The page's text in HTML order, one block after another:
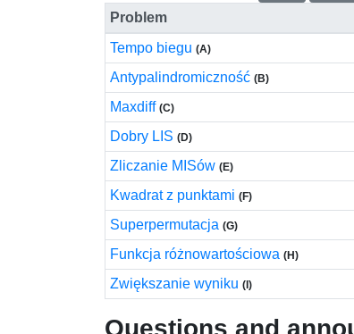
Problem
Tempo biegu (A)
Antypalindromiczność (B)
Maxdiff (C)
Dobry LIS (D)
Zliczanie MISów (E)
Kwadrat z punktami (F)
Superpermutacja (G)
Funkcja różnowartościowa (H)
Zwiększanie wyniku (I)
Questions and